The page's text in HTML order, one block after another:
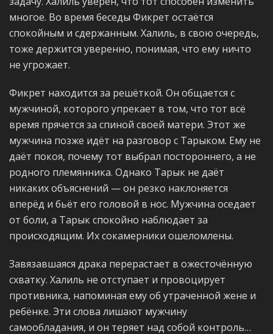
многое. Во время беседы Фикрет остаётся
спокойным и сдержанным. Халиль, в свою очередь,
тоже держится уверенно, понимая, что ему ничто
не угрожает.
Фикрет находится за решёткой. Он общается с
мужчиной, которого упрекает в том, что тот всё
время прячется за спиной своей матери. Этот же
мужчина позже идёт на разговор с Тарыком. Ему не
даёт покоя, почему тот выбрал постороннего, а не
родного племянника. Однако Тарык не даёт
никаких объяснений — он резко наклоняется
вперёд и бьёт его головой в нос. Мужчина оседает
от боли, а Тарык спокойно наблюдает за
происходящим. Их сокамерники ошеломлены.
Завязавшаяся драка перерастает в ожесточённую
схватку. Халиль не отступает и провоцирует
противника, напоминая ему об утраченной жене и
ребёнке. Эти слова лишают мужчину
самообладания, и он теряет над собой контроль…